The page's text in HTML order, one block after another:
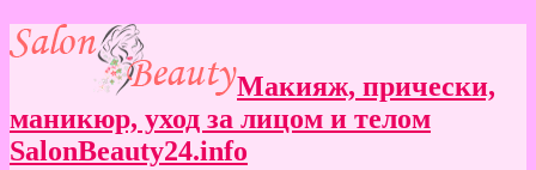
Макияж, прически,
маникюр, уход за лицом и телом
SalonBeauty24.info